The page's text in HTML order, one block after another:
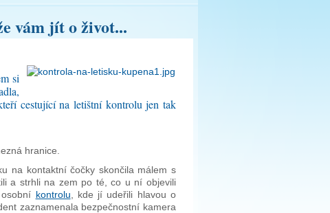
vám jít o život...
si
cestující na letištní kontrolu jen tak
hranice.
na kontaktní čočky skončila málem s
a strhli na zem po té, co u ní objevili
kontrolu , kde jí udeřili hlavou o
zaznamenala bezpečnostní kamera